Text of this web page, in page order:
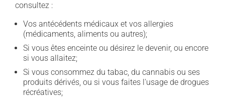
consultez :
Vos antécédents médicaux et vos allergies
(médicaments, aliments ou autres);
Si vous êtes enceinte ou désirez le devenir, ou encore
si vous allaitez;
Si vous consommez du tabac, du cannabis ou ses
produits dérivés, ou si vous faites l'usage de drogues
récréatives;